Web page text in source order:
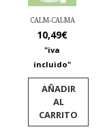
CALM-CALMA
10,49€
"iva
incluido"
AÑADIR
AL
CARRITO